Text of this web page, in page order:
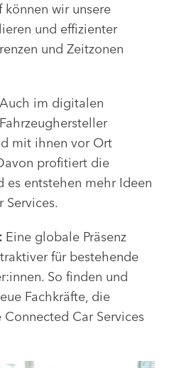
können wir unsere
und effizienter
und Zeitzonen
Auch im digitalen
mit ihnen vor Ort
profitiert die
es entstehen mehr Ideen
Services.
Eine globale Präsenz
für bestehende
So finden und
Fachkräfte, die
Car Services